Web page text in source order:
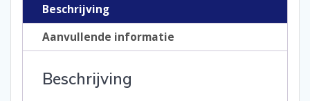
Beschrijving
Aanvullende informatie
Beschrijving